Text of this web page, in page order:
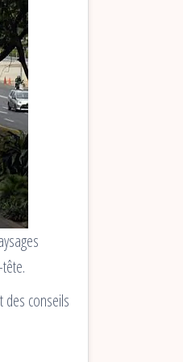
des conseils